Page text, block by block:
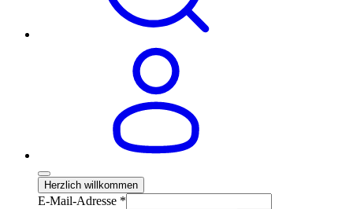
Herzlich willkommen
E-Mail-Adresse *